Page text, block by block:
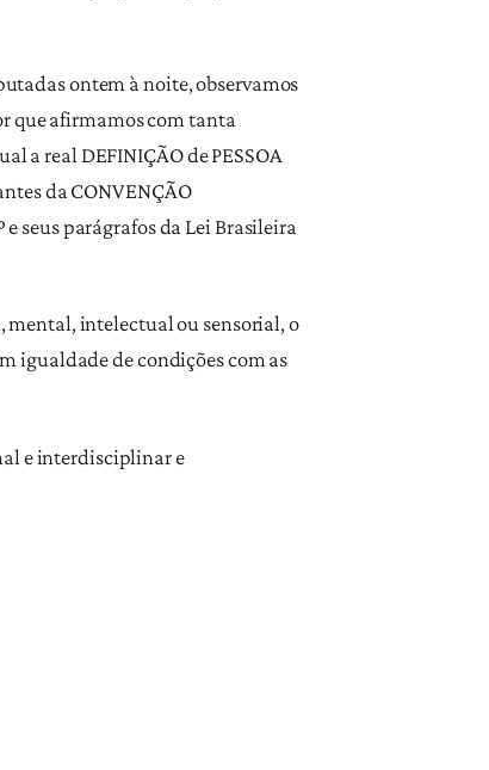
ontem à noite, observamos
que afirmamos com tanta
a real DEFINIÇÃO de PESSOA
da CONVENÇÃO
e seus parágrafos da Lei Brasileira
mental, intelectual ou sensorial, o
igualdade de condições com as
e interdisciplinar e